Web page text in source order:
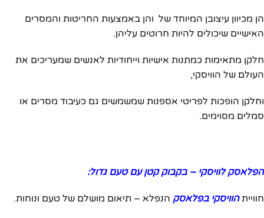
הן מכיוון עיצובן המיוחד של והן באמצעות החריטות והמסרים
האישיים שיכולים להיות חרוטים עליהן.
חלקן מתאימות כמתנות אישיות וייחודיות לאנשים שמעריכים את
העולם של הוויסקי,
וחלקן הופכות לפריטי אספנות שמשמשים גם כעיבוד מסרים או
סמלים מסוימים.
הפלאסק לוויסקי – בקבוק קטן עם טעם גדול:
חווייתהוויסקי בפלאסק הנפלא – תיאום מושלם של טעם ונוחות.